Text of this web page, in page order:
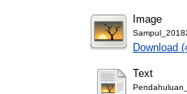
Image
Download
Text